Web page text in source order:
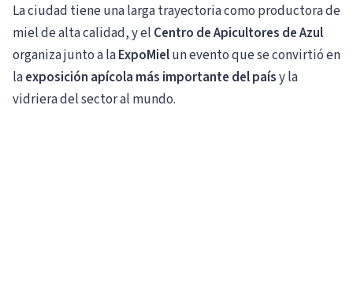
La ciudad tiene una larga trayectoria como productora de
miel de alta calidad, y el Centro de Apicultores de Azul
organiza junto a laExpoMielun evento que se convirtió en
laexposición apícola más importante del paísy la
vidriera del sector al mundo.